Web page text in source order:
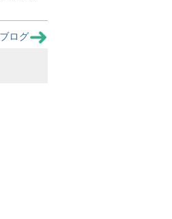
ログ